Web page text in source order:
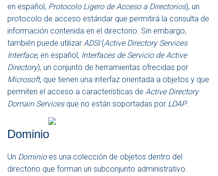
en español, Protocolo Ligero de Acceso a Directorios), un
protocolo de acceso estándar que permitirá la consulta de
información contenida en el directorio. Sin embargo,
también puede utilizar ADSI(Active Directory Services
Interface, en español, Interfaces de Servicio de Active
Directory), un conjunto de herramientas ofrecidas por
Microsoft, que tienen una interfaz orientada a objetos y que
permiten el acceso a características de Active Directory
Domain Servicesque no están soportadas por LDAP.
Dominio
Un Dominioes una colección de objetos dentro del
directorio que forman un subconjunto administrativo.